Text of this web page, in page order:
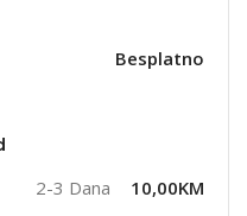
Besplatno
2-3 Dana 10,00KM